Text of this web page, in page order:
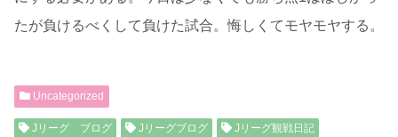
たが負けるべくして負けた試合。悔しくてモヤモヤする。
Uncategorized
Jリーグ ブログ Jリーグブログ
Jリーグ観戦日記